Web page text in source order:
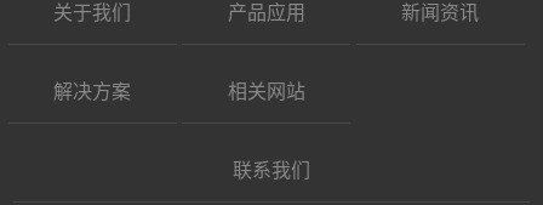
关于我们 产品应用 新闻资讯
解决方案 相关网站
联系我们